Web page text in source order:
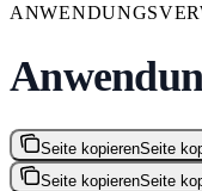
Seite kopierenSeite
Seite kopierenSeite